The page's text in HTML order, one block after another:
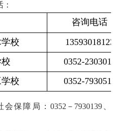
咨询电话
校
13593018123
0352-2303016
校
0352-7930511
保障局：0352－7930139、